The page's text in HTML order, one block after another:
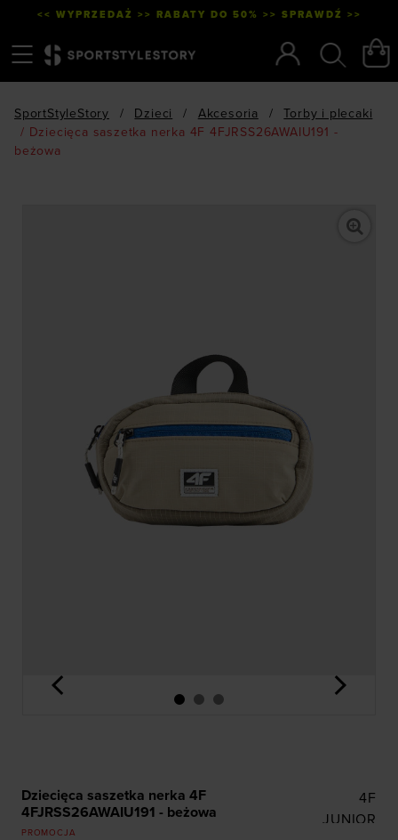
<< WYPRZEDAŻ >> RABATY DO 50% >> SPRAWDŹ >>
SportStyleStory / Dzieci / Akcesoria /
Torby i plecaki
/ Dziecięca saszetka nerka 4F 4FJRSS26AWAIU191 -
beżowa
<
Dziecięca saszetka nerka 4F
4FJRSS26AWAIU191 - beżowa
PROMOCJA
4F
JUNIOR